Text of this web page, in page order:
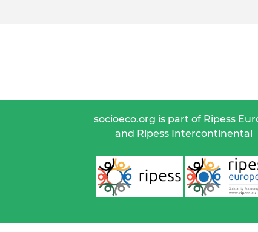
socioeco.org is part of Ripess
and Ripess Intercontinental